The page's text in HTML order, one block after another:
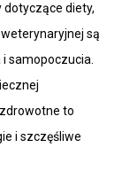
dotyczące diety,
są
samopoczucia.
to
i szczęśliwe